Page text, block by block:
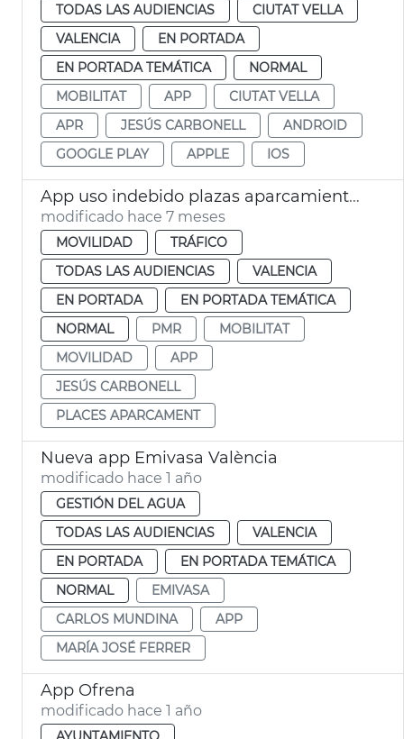
TODAS LAS AUDIENCIAS
CIUTAT VELLA
VALENCIA
EN PORTADA
EN PORTADA TEMÁTICA
NORMAL
MOBILITAT
APP
CIUTAT VELLA
APR
JESÚS CARBONELL
ANDROID
GOOGLE PLAY
APPLE IOS
App uso indebido plazas aparcamiento PMR
modificado hace 7 meses
MOVILIDAD
TRÁFICO
TODAS LAS AUDIENCIAS
VALENCIA
EN PORTADA
EN PORTADA TEMÁTICA
NORMAL
PMR
MOBILITAT
MOVILIDAD
APP
JESÚS CARBONELL
PLACES APARCAMENT
Nueva app Emivasa València
modificado hace 1 año
GESTIÓN DEL AGUA
TODAS LAS AUDIENCIAS
VALENCIA
EN PORTADA
EN PORTADA TEMÁTICA
NORMAL
EMIVASA
CARLOS MUNDINA
APP
MARÍA JOSÉ FERRER
App Ofrena
modificado hace 1 año